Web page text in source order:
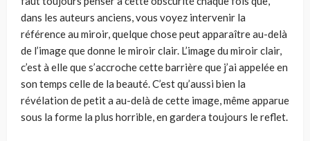
dans les auteurs anciens, vous voyez intervenir la
référence au miroir, quelque chose peut apparaître au-delà
de l’image que donne le miroir clair. L’image du miroir clair,
c’est à elle que s’accroche cette barrière que j’ai appelée en
son temps celle de la beauté. C’est qu’aussi bien la
révélation de petit a au-delà de cette image, même apparue
sous la forme la plus horrible, en gardera toujours le reflet.